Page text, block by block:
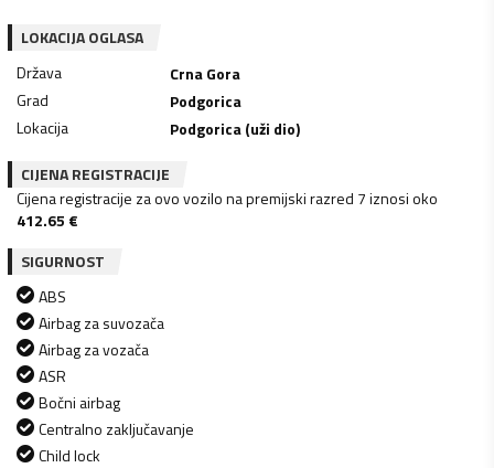
LOKACIJA OGLASA
Država
Crna Gora
Grad
Podgorica
Lokacija
Podgorica (uži dio)
CIJENA REGISTRACIJE
Cijena registracije za ovo vozilo na premijski razred 7 iznosi oko
412.65 €
SIGURNOST
ABS
Airbag za suvozača
Airbag za vozača
ASR
Bočni airbag
Centralno zaključavanje
Child lock